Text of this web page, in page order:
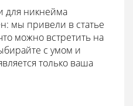
для никнейма
мы привели в статье
можно встретить на
с умом и
только ваша